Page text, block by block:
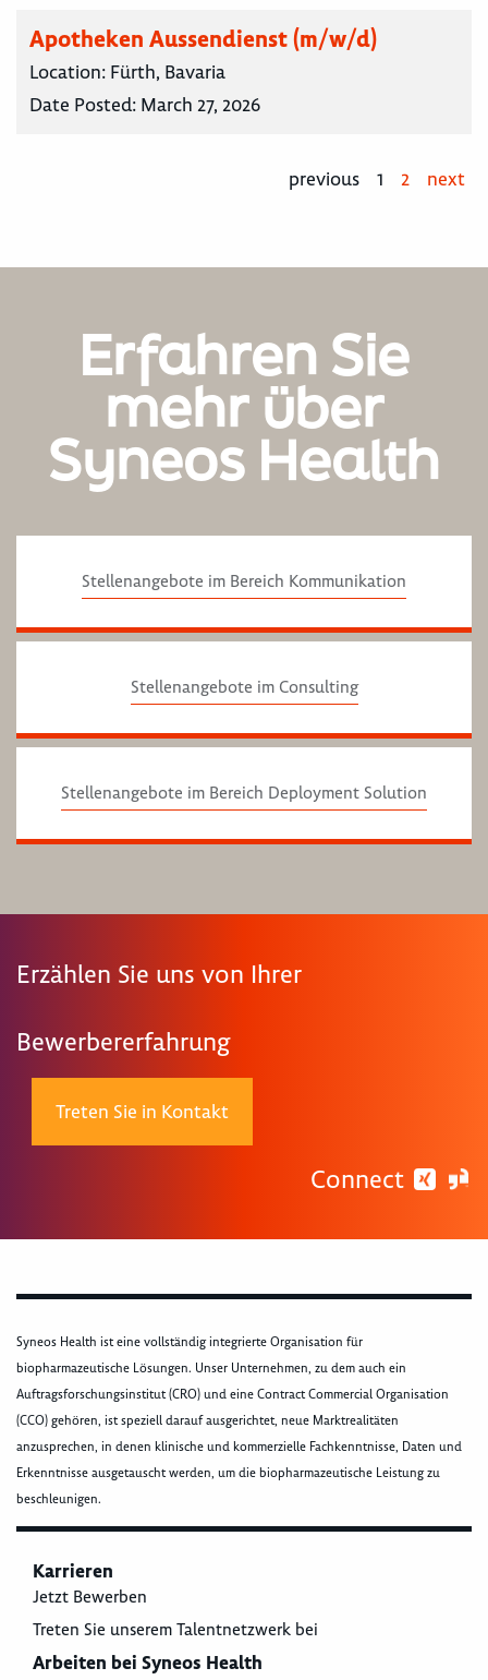
Apotheken Aussendienst (m/w/d)
Location: Fürth, Bavaria
Date Posted: March 27, 2026
previous 1 2 next
Erfahren Sie
mehr über
Syneos Health
Stellenangebote im Bereich Kommunikation
Stellenangebote im Consulting
Stellenangebote im Bereich Deployment Solution
Erzählen Sie uns von Ihrer
Bewerbererfahrung
Treten Sie in Kontakt
Connect
Syneos Health ist eine vollständig integrierte Organisation für
biopharmazeutische Lösungen. Unser Unternehmen, zu dem auch ein
Auftragsforschungsinstitut (CRO) und eine Contract Commercial Organisation
(CCO) gehören, ist speziell darauf ausgerichtet, neue Marktrealitäten
anzusprechen, in denen klinische und kommerzielle Fachkenntnisse, Daten und
Erkenntnisse ausgetauscht werden, um die biopharmazeutische Leistung zu
beschleunigen.
Karrieren
Jetzt Bewerben
Treten Sie unserem Talentnetzwerk bei
Arbeiten bei Syneos Health